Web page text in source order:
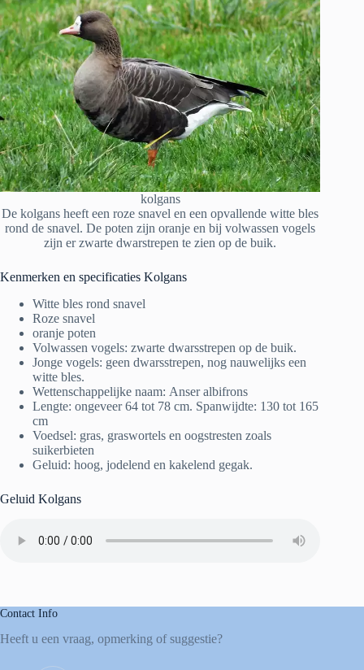
kolgans
De kolgans heeft een roze snavel en een opvallende witte bles
rond de snavel. De poten zijn oranje en bij volwassen vogels
zijn er zwarte dwarstrepen te zien op de buik.
Kenmerken en specificaties Kolgans
Witte bles rond snavel
Roze snavel
oranje poten
Volwassen vogels: zwarte dwarsstrepen op de buik.
Jonge vogels: geen dwarsstrepen, nog nauwelijks een
witte bles.
Wettenschappelijke naam: Anser albifrons
Lengte: ongeveer 64 tot 78 cm. Spanwijdte: 130 tot 165
cm
Voedsel: gras, graswortels en oogstresten zoals
suikerbieten
Geluid: hoog, jodelend en kakelend gegak.
Geluid Kolgans
Contact Info
Heeft u een vraag, opmerking of suggestie?